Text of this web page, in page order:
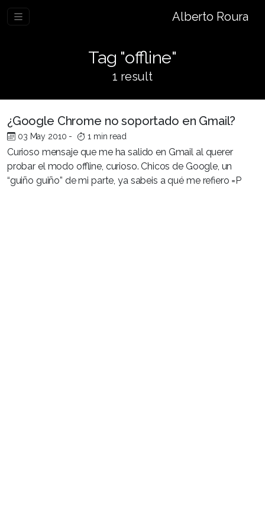
Alberto Roura
Tag "offline"
1 result
¿Google Chrome no soportado en Gmail?
03 May 2010 - 1 min read
Curioso mensaje que me ha salido en Gmail al querer
probar el modo offline, curioso. Chicos de Google, un
“guiño guiño” de mi parte, ya sabeis a qué me refiero =P